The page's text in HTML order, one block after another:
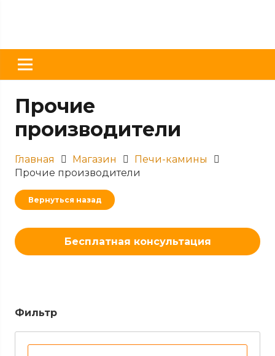
Прочие
производители
Главная Магазин
Печи-камины
Прочие производители
Вернуться назад
Бесплатная консультация
Фильтр